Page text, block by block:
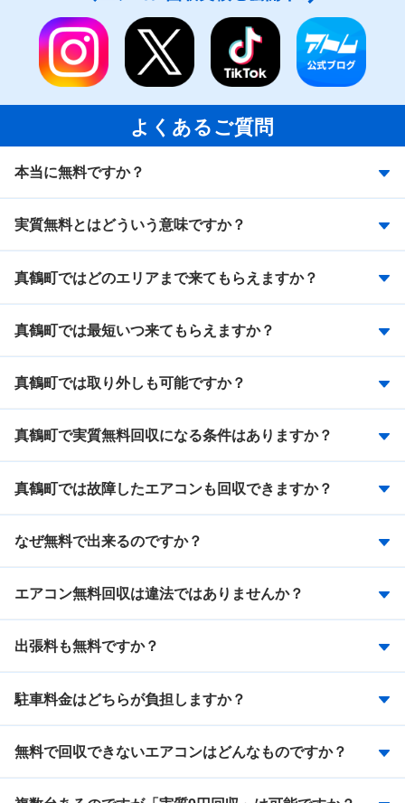
よくあるご質問
本当に無料ですか？
実質無料とはどういう意味ですか？
真鶴町ではどのエリアまで来てもらえますか？
真鶴町では最短いつ来てもらえますか？
真鶴町では取り外しも可能ですか？
真鶴町で実質無料回収になる条件はありますか？
真鶴町では故障したエアコンも回収できますか？
なぜ無料で出来るのですか？
エアコン無料回収は違法ではありませんか？
出張料も無料ですか？
駐車料金はどちらが負担しますか？
無料で回収できないエアコンはどんなものですか？